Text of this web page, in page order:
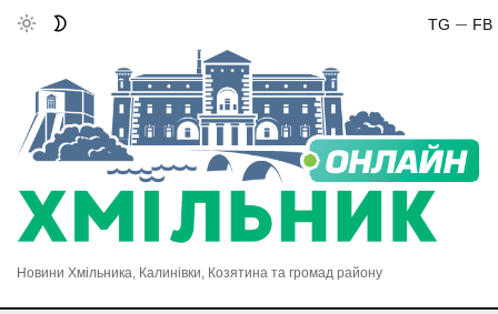
FB
TG
Новини Хмільника, Калинівки, Козятина та громад району